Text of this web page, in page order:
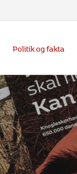
Politik og fakta